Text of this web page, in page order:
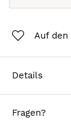
Auf den
Details
Fragen?